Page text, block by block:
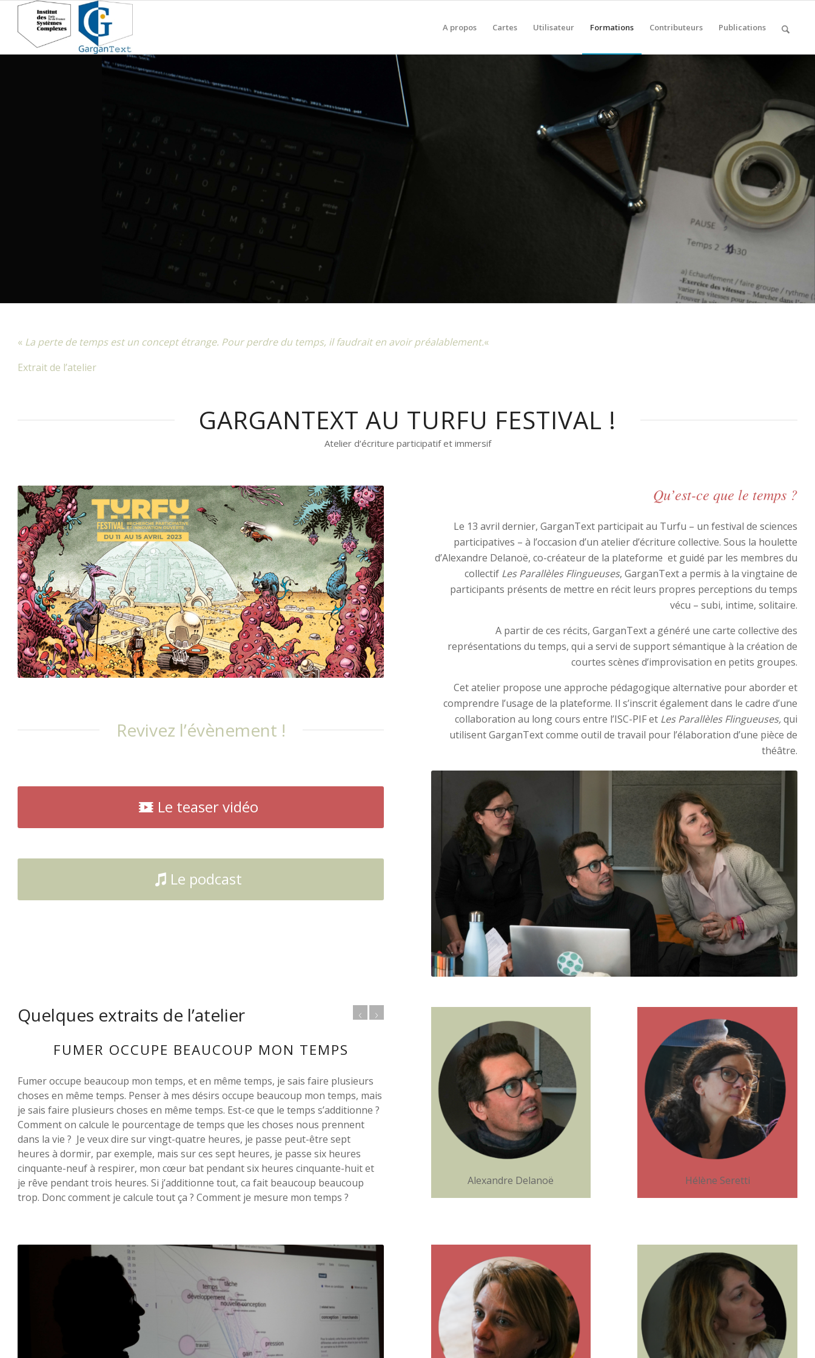
A propos Cartes Utilisateur Formations Contributeurs Publications
« La perte de temps est un concept étrange. Pour perdre du temps, il faudrait en avoir préalablement.«
Extrait de l’atelier
GARGANTEXT AU TURFU FESTIVAL !
Atelier d‘écriture participatif et immersif
Revivez l’évènement !
Le teaser vidéo
Le podcast
Qu’est-ce que le temps ?
Le 13 avril dernier, GarganText participait au Turfu – un festival de sciences
participatives – à l’occasion d’un atelier d’écriture collective. Sous la houlette
d’Alexandre Delanoë, co-créateur de la plateforme et guidé par les membres du
collectif Les Parallèles Flingueuses, GarganText a permis à la vingtaine de
participants présents de mettre en récit leurs propres perceptions du temps
vécu – subi, intime, solitaire.
A partir de ces récits, GarganText a généré une carte collective des
représentations du temps, qui a servi de support sémantique à la création de
courtes scènes d’improvisation en petits groupes.
Cet atelier propose une approche pédagogique alternative pour aborder et
comprendre l’usage de la plateforme. Il s’inscrit également dans le cadre d’une
collaboration au long cours entre l’ISC-PIF et Les Parallèles Flingueuses,qui
utilisent GarganText comme outil de travail pour l’élaboration d’une pièce de
théâtre.
Quelques extraits de l’atelier
FUMER OCCUPE BEAUCOUP MON TEMPS
Fumer occupe beaucoup mon temps, et en même temps, je sais faire plusieurs
choses en même temps. Penser à mes désirs occupe beaucoup mon temps, mais
je sais faire plusieurs choses en même temps. Est-ce que le temps s’additionne ?
Comment on calcule le pourcentage de temps que les choses nous prennent
dans la vie ? Je veux dire sur vingt-quatre heures, je passe peut-être sept
heures à dormir, par exemple, mais sur ces sept heures, je passe six heures
cinquante-neuf à respirer, mon cœur bat pendant six heures cinquante-huit et
je rêve pendant trois heures. Si j’additionne tout, ca fait beaucoup beaucoup
trop. Donc comment je calcule tout ça ? Comment je mesure mon temps ?
Alexandre Delanoë Hélène Seretti